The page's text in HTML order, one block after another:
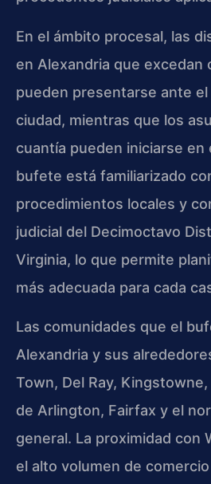
En el ámbito procesal, las
en Alexandria que excedan
pueden presentarse ante
ciudad, mientras que los
cuantía pueden iniciarse en
bufete está familiarizado
procedimientos locales y
judicial del Decimoctavo
Virginia, lo que permite
más adecuada para cada
Las comunidades que el
Alexandria y sus
Town, Del Ray,
de Arlington, Fairfax y el
general. La proximidad con
el alto volumen de